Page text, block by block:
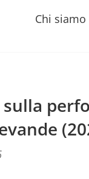
Chi siamo
sulla